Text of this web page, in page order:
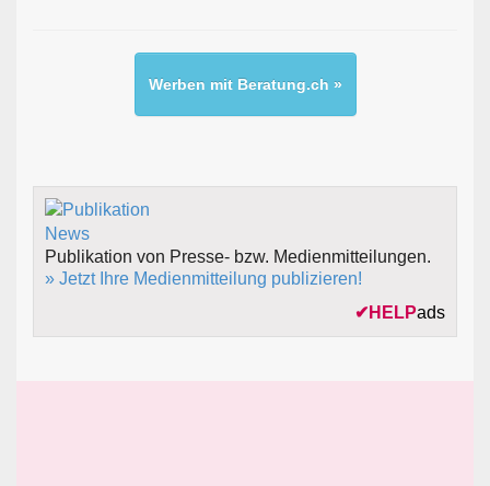
Werben mit Beratung.ch »
Publikation von Presse- bzw. Medienmitteilungen.
» Jetzt Ihre Medienmitteilung publizieren!
✔ HELPads